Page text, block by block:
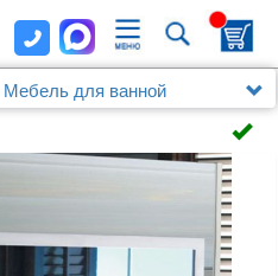
Мебель для ванной
EB1442 100 см